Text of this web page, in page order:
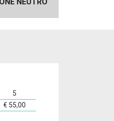
5
€ 55,00